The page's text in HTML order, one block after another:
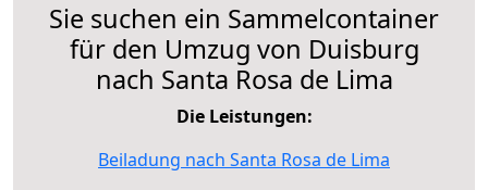
Sie suchen ein Sammelcontainer
für den Umzug von Duisburg
nach Santa Rosa de Lima
Die Leistungen:
Beiladung nach Santa Rosa de Lima